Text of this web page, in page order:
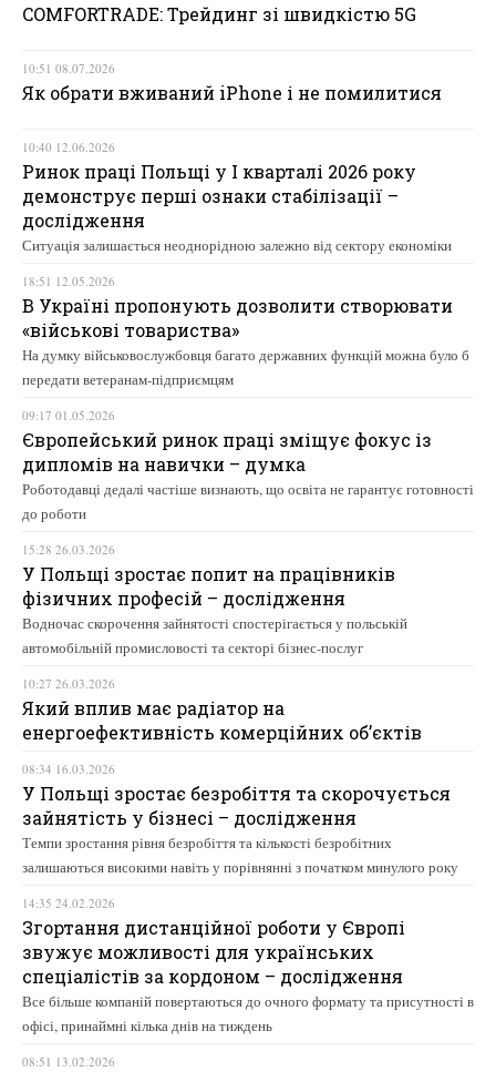
COMFORTRADE: Трейдинг зі швидкістю 5G
10:51 08.07.2026
Як обрати вживаний iPhone і не помилитися
10:40 12.06.2026
Ринок праці Польщі у І кварталі 2026 року
демонструє перші ознаки стабілізації –
дослідження
Ситуація залишається неоднорідною залежно від сектору економіки
18:51 12.05.2026
В Україні пропонують дозволити створювати
«військові товариства»
На думку військовослужбовця багато державних функцій можна було б
передати ветеранам-підприємцям
09:17 01.05.2026
Європейський ринок праці зміщує фокус із
дипломів на навички – думка
Роботодавці дедалі частіше визнають, що освіта не гарантує готовності
до роботи
15:28 26.03.2026
У Польщі зростає попит на працівників
фізичних професій – дослідження
Водночас скорочення зайнятості спостерігається у польській
автомобільній промисловості та секторі бізнес-послуг
10:27 26.03.2026
Який вплив має радіатор на
енергоефективність комерційних об’єктів
08:34 16.03.2026
У Польщі зростає безробіття та скорочується
зайнятість у бізнесі – дослідження
Темпи зростання рівня безробіття та кількості безробітних
залишаються високими навіть у порівнянні з початком минулого року
14:35 24.02.2026
Згортання дистанційної роботи у Європі
звужує можливості для українських
спеціалістів за кордоном – дослідження
Все більше компаній повертаються до очного формату та присутності в
офісі, принаймні кілька днів на тиждень
08:51 13.02.2026